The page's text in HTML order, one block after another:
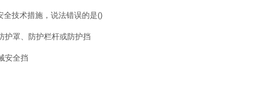
全技术措施，说法错误的是()
护罩、防护栏杆或防护挡
安全挡